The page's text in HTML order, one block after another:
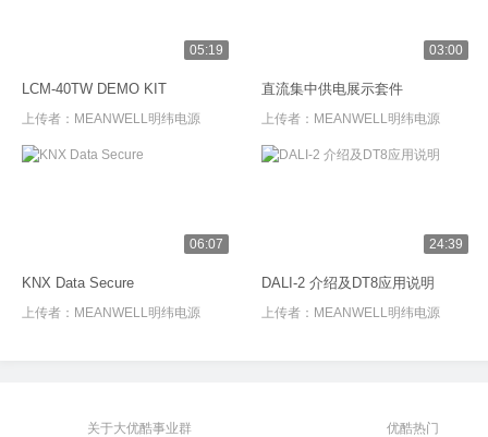
05:19
LCM-40TW DEMO KIT
上传者： MEANWELL明纬电源
03:00
直流集中供电展示套件
上传者： MEANWELL明纬电源
06:07
KNX Data Secure
上传者： MEANWELL明纬电源
24:39
DALI-2 介绍及DT8应用说明
上传者： MEANWELL明纬电源
关于大优酷事业群
优酷热门